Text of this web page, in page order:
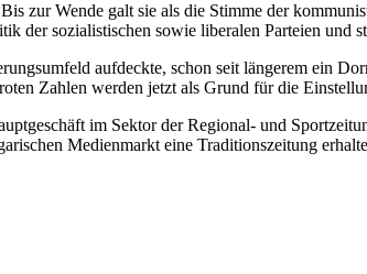
zur Wende galt sie als die Stimme der
der sozialistischen sowie liberalen Parteien und
aufdeckte, schon seit längerem ein
Zahlen werden jetzt als Grund für die
im Sektor der Regional- und
Medienmarkt eine Traditionszeitung